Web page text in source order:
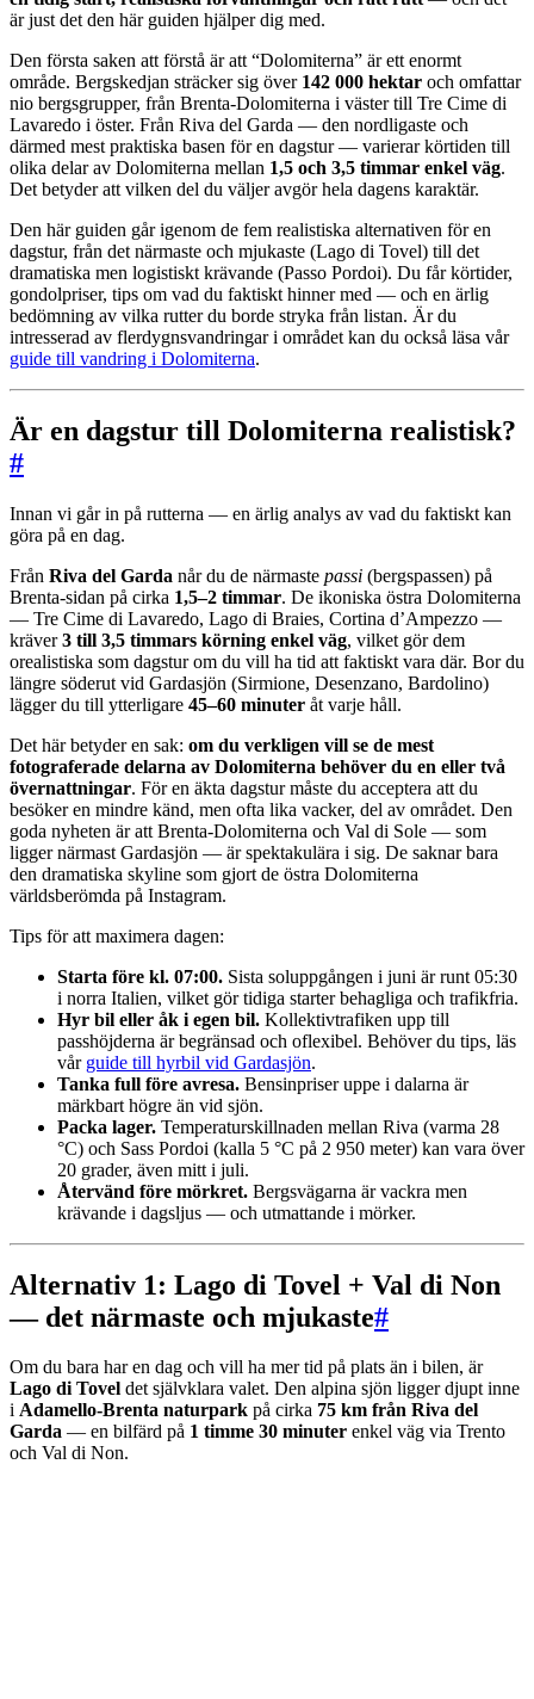
är just det den här guiden hjälper dig med.
Den första saken att förstå är att “Dolomiterna” är ett enormt
område. Bergskedjan sträcker sig över 142 000 hektar och omfattar
nio bergsgrupper, från Brenta-Dolomiterna i väster till Tre Cime di
Lavaredo i öster. Från Riva del Garda — den nordligaste och
därmed mest praktiska basen för en dagstur — varierar körtiden till
olika delar av Dolomiterna mellan 1,5 och 3,5 timmar enkel väg.
Det betyder att vilken del du väljer avgör hela dagens karaktär.
Den här guiden går igenom de fem realistiska alternativen för en
dagstur, från det närmaste och mjukaste (Lago di Tovel) till det
dramatiska men logistiskt krävande (Passo Pordoi). Du får körtider,
gondolpriser, tips om vad du faktiskt hinner med — och en ärlig
bedömning av vilka rutter du borde stryka från listan. Är du
intresserad av flerdygnsvandringar i området kan du också läsa vår
guide till vandring i Dolomiterna.
Är en dagstur till Dolomiterna realistisk?
#
Innan vi går in på rutterna — en ärlig analys av vad du faktiskt kan
göra på en dag.
Från Riva del Garda når du de närmaste passi (bergspassen) på
Brenta-sidan på cirka 1,5–2 timmar. De ikoniska östra Dolomiterna
— Tre Cime di Lavaredo, Lago di Braies, Cortina d’Ampezzo —
kräver3 till 3,5 timmars körning enkel väg, vilket gör dem
orealistiska som dagstur om du vill ha tid att faktiskt vara där. Bor du
längre söderut vid Gardasjön (Sirmione, Desenzano, Bardolino)
lägger du till ytterligare 45–60 minuter åt varje håll.
Det här betyder en sak: om du verkligen vill se de mest
fotograferade delarna av Dolomiterna behöver du en eller två
övernattningar. För en äkta dagstur måste du acceptera att du
besöker en mindre känd, men ofta lika vacker, del av området. Den
goda nyheten är att Brenta-Dolomiterna och Val di Sole — som
ligger närmast Gardasjön — är spektakulära i sig. De saknar bara
den dramatiska skyline som gjort de östra Dolomiterna
världsberömda på Instagram.
Tips för att maximera dagen:
Starta före kl. 07:00. Sista soluppgången i juni är runt 05:30
i norra Italien, vilket gör tidiga starter behagliga och trafikfria.
Hyr bil eller åk i egen bil. Kollektivtrafiken upp till
passhöjderna är begränsad och oflexibel. Behöver du tips, läs
vår guide till hyrbil vid Gardasjön.
Tanka full före avresa. Bensinpriser uppe i dalarna är
märkbart högre än vid sjön.
Packa lager. Temperaturskillnaden mellan Riva (varma 28
°C) och Sass Pordoi (kalla 5 °C på 2 950 meter) kan vara över
20 grader, även mitt i juli.
Återvänd före mörkret. Bergsvägarna är vackra men
krävande i dagsljus — och utmattande i mörker.
Alternativ 1: Lago di Tovel + Val di Non
— det närmaste och mjukaste#
Om du bara har en dag och vill ha mer tid på plats än i bilen, är
Lago di Tovel det självklara valet. Den alpina sjön ligger djupt inne
i Adamello-Brenta naturpark på cirka 75 km från Riva del
Garda — en bilfärd på 1 timme 30 minuter enkel väg via Trento
och Val di Non.